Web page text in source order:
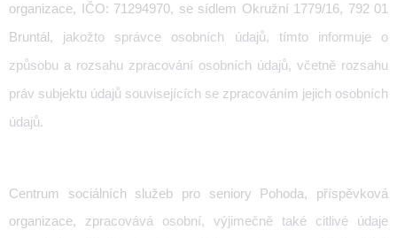
organizace, IČO: 71294970, se sídlem Okružní 1779/16, 792 01
Bruntál, jakožto správce osobních údajů, tímto informuje o
způsobu a rozsahu zpracování osobních údajů, včetně rozsahu
práv subjektu údajů souvisejících se zpracováním jejich osobních
údajů.
Centrum sociálních služeb pro seniory Pohoda, příspěvková
organizace, zpracovává osobní, výjimečně také citlivé údaje